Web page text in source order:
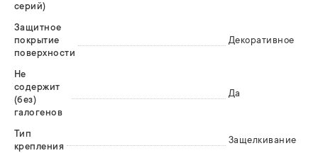
серий)
Защитное
покрытие
поверхности
Декоративное
Не
содержит
(без)
галогенов
Да
Тип
крепления
Защелкивание